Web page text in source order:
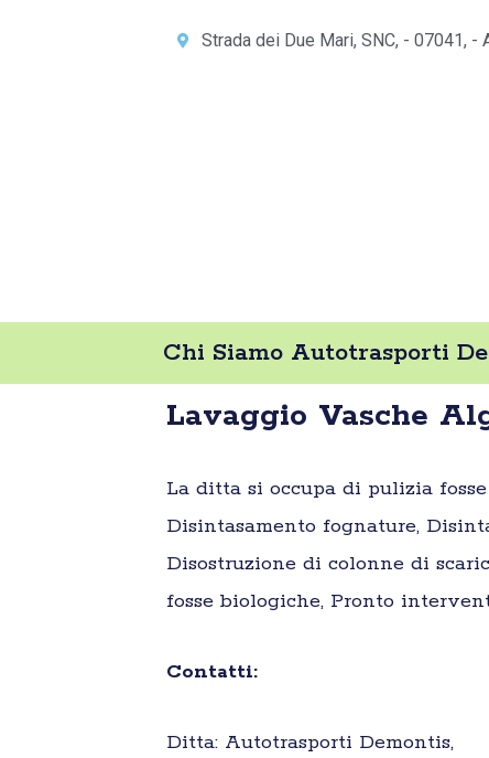
Strada dei Due Mari, SNC, - 07041, -
Chi Siamo Autotrasporti
Lavaggio Vasche
La ditta si occupa di pulizia
Disintasamento fognature,
Disostruzione di colonne di
fosse biologiche, Pronto
Contatti:
Ditta: Autotrasporti Demontis,